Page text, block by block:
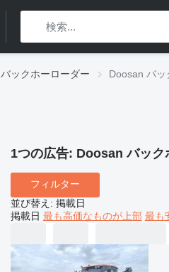
バックホーローダー Doosan バッ
1つの広告: Doosan バック
フィルター
並び替え : 掲載日
掲載日 最も高価なものが上部 最も